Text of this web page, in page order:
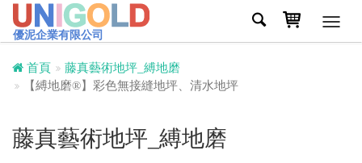
優泥企業有限公司
首頁
藤真藝術地坪_縛地磨
【縛地磨®】彩色無接縫地坪、清水地坪
藤真藝術地坪_縛地磨